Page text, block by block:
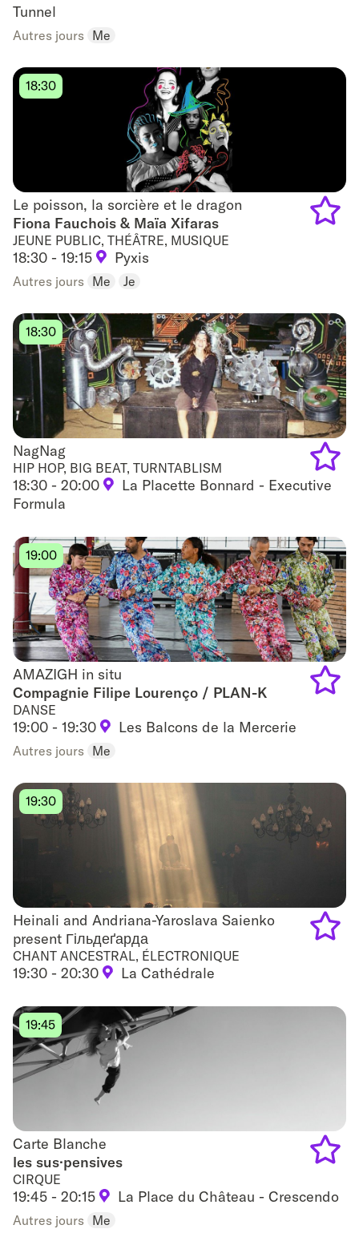
Tunnel
Autres jours Me
Le poisson, la sorcière et le dragon
Le poisson, la sorcière et le dragon
Fiona Fauchois & Maïa Xifaras
JEUNE PUBLIC, THÉÂTRE, MUSIQUE
18:30 - 19:15 Pyxis
18:30
Autres jours Me Je
NagNag
NagNag
HIP HOP, BIG BEAT, TURNTABLISM
18:30 - 20:00
La Placette Bonnard - Executive
Formula
18:30
Add
AMAZIGH in situ
AMAZIGH in situ
Compagnie Filipe Lourenço / PLAN-K
DANSE
19:00 - 19:30 Les Balcons de la Mercerie
19:00
Autres jours Me
Heinali and Andriana-Yaroslava Saienko present
Гільдеґарда
Heinali and Andriana-Yaroslava Saienko
present Гільдеґарда
CHANT ANCESTRAL, ÉLECTRONIQUE
19:30 - 20:30 La Cathédrale
19:30
Carte Blanche
Carte Blanche
les sus·pensives
CIRQUE
19:45 - 20:15 La Place du Château - Crescendo
19:45
Autres jours Me